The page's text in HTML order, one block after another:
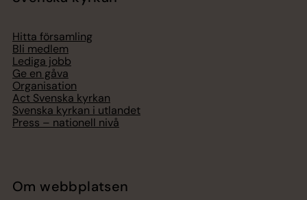
Hitta församling
Bli medlem
Lediga jobb
Ge en gåva
Organisation
Act Svenska kyrkan
Svenska kyrkan i utlandet
Press – nationell nivå
Om webbplatsen